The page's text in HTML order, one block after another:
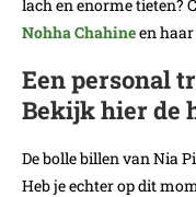
lach en enorme tieten?
Nohha Chahineen
Een personal
Bekijk hier de
De bolle billen van Nia
Heb je echter op dit